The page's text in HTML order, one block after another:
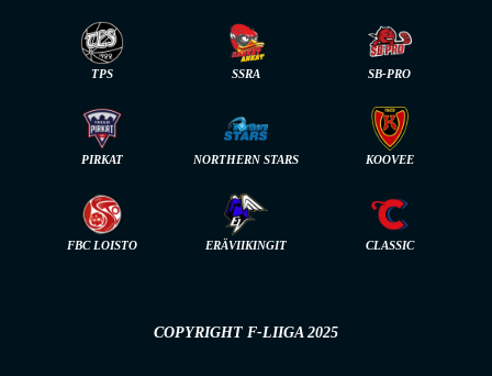
TPS SSRA SB-PRO
PIRKAT NORTHERN STARS KOOVEE
FBC LOISTO ERÄVIIKINGIT CLASSIC
COPYRIGHT F-LIIGA 2025